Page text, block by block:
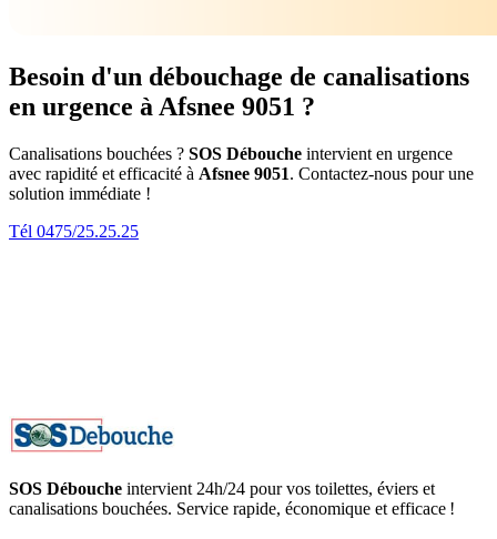
Besoin d'un débouchage de canalisations
en urgence à Afsnee 9051 ?
Canalisations bouchées ? SOS Débouche intervient en urgence
avec rapidité et efficacité à Afsnee 9051. Contactez-nous pour une
solution immédiate !
Tél 0475/25.25.25
SOS Débouche intervient 24h/24 pour vos toilettes, éviers et
canalisations bouchées. Service rapide, économique et efficace !